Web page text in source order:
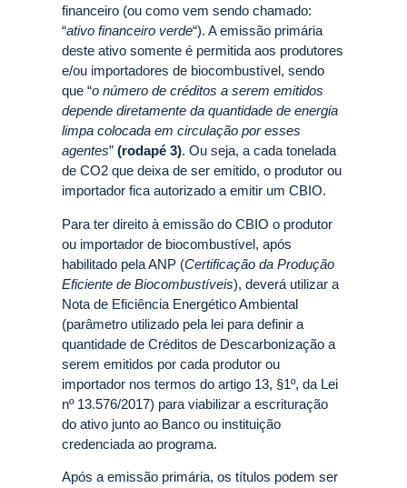
financeiro (ou como vem sendo chamado:
“ativo financeiro verde“). A emissão primária
deste ativo somente é permitida aos produtores
e/ou importadores de biocombustível, sendo
que “o número de créditos a serem emitidos
depende diretamente da quantidade de energia
limpa colocada em circulação por esses
agentes” (rodapé 3). Ou seja, a cada tonelada
de CO2 que deixa de ser emitido, o produtor ou
importador fica autorizado a emitir um CBIO.
Para ter direito à emissão do CBIO o produtor
ou importador de biocombustível, após
habilitado pela ANP (Certificação da Produção
Eficiente de Biocombustíveis), deverá utilizar a
Nota de Eficiência Energético Ambiental
(parâmetro utilizado pela lei para definir a
quantidade de Créditos de Descarbonização a
serem emitidos por cada produtor ou
importador nos termos do artigo 13, §1º, da Lei
nº 13.576/2017) para viabilizar a escrituração
do ativo junto ao Banco ou instituição
credenciada ao programa.
Após a emissão primária, os títulos podem ser